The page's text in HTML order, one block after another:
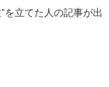
を立てた人の記事が出